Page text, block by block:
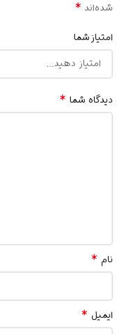
شده‌اند *
امتیاز شما
دیدگاه شما *
نام *
ایمیل *